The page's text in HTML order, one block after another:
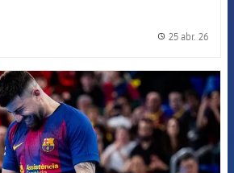
25 abr. 26
FCB Barcelona badge